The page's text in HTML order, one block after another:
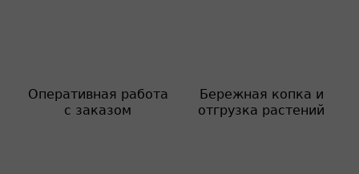
Оперативная работа
с заказом
Бережная копка и
отгрузка растений